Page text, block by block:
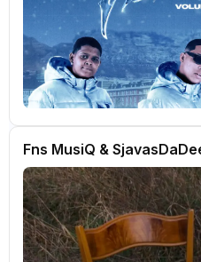
Fns MusiQ &